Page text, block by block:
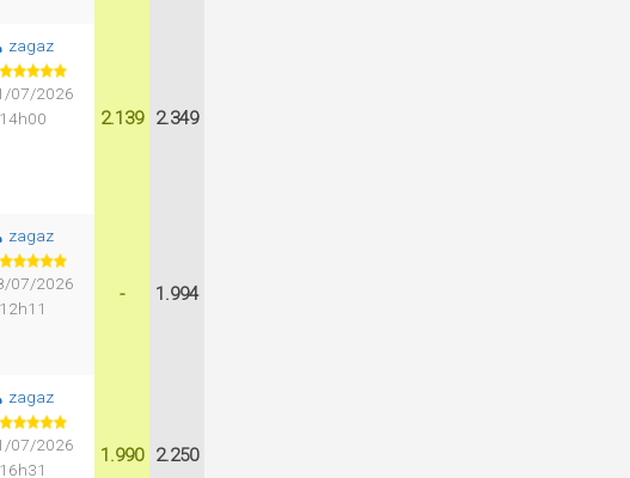
zagaz
07/2026
2.139 2.349
zagaz
07/2026
- 1.994
zagaz
07/2026
1.990 2.250